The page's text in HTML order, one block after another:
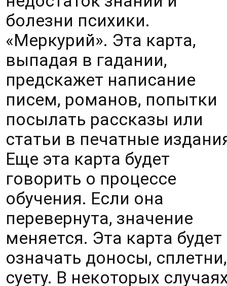
болезни психики.
«Меркурий». Эта карта,
выпадая в гадании,
предскажет написание
писем, романов, попытки
посылать рассказы или
статьи в печатные
Еще эта карта будет
говорить о процессе
обучения. Если она
перевернута, значение
меняется. Эта карта будет
означать доносы, сплетни,
суету. В некоторых